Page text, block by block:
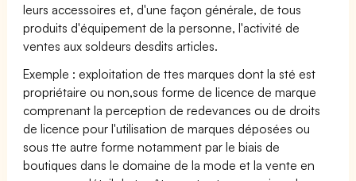
leurs accessoires et, d'une façon générale, de tous
produits d'équipement de la personne, l'activité de
ventes aux soldeurs desdits articles.
Exemple : exploitation de ttes marques dont la sté est
propriétaire ou non,sous forme de licence de marque
comprenant la perception de redevances ou de droits
de licence pour l'utilisation de marques déposées ou
sous tte autre forme notamment par le biais de
boutiques dans le domaine de la mode et la vente en